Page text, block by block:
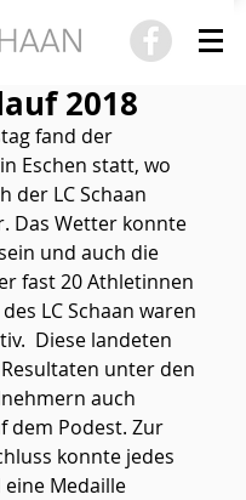
2018
fand der
Eschen statt, wo
der LC Schaan
Das Wetter konnte
und auch die
fast 20 Athletinnen
LC Schaan waren
Diese landeten
unter den
auch
dem Podest. Zur
konnte jedes
eine Medaille